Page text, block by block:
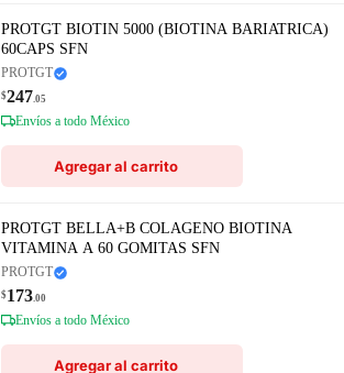
PROTGT BIOTIN 5000 (BIOTINA BARIATRICA)
60CAPS SFN
PROTGT
$247.05
Envíos a todo México
Agregar al carrito
PROTGT BELLA+B COLAGENO BIOTINA
VITAMINA A 60 GOMITAS SFN
PROTGT
$173.00
Envíos a todo México
Agregar al carrito